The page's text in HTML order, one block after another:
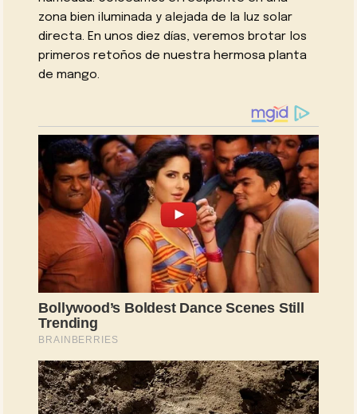
zona bien iluminada y alejada de la luz solar
directa. En unos diez días, veremos brotar los
primeros retoños de nuestra hermosa planta
de mango.